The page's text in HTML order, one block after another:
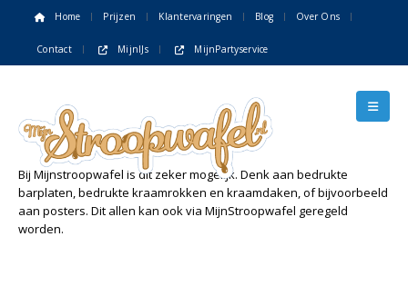
Home Prijzen Klantervaringen Blog Over Ons
Contact MijnIJs MijnPartyservice
Bij Mijnstroopwafel is dit zeker mogelijk. Denk aan bedrukte
barplaten, bedrukte kraamrokken en kraamdaken, of bijvoorbeeld
aan posters. Dit allen kan ook via MijnStroopwafel geregeld
worden.